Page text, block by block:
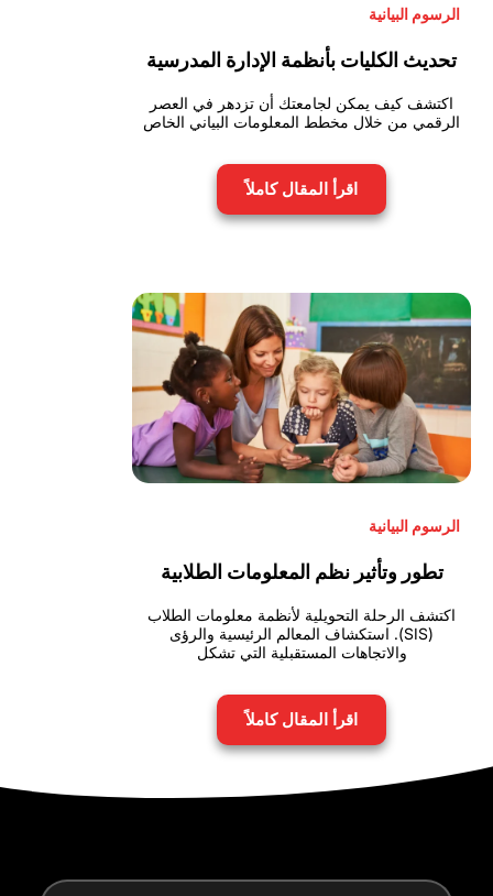
الرسوم البيانية
تحديث الكليات بأنظمة الإدارة المدرسية
اكتشف كيف يمكن لجامعتك أن تزدهر في العصر
الرقمي من خلال مخطط المعلومات البياني الخاص
اقرأ المقال كاملاً
الرسوم البيانية
تطور وتأثير نظم المعلومات الطلابية
اكتشف الرحلة التحويلية لأنظمة معلومات الطلاب
(SIS). استكشاف المعالم الرئيسية والرؤى
والاتجاهات المستقبلية التي تشكل
اقرأ المقال كاملاً